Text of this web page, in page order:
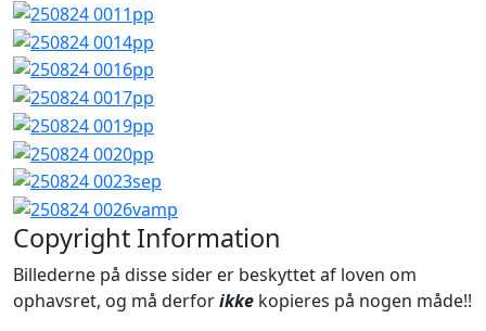
Copyright Information
Billederne på disse sider er beskyttet af loven om
ophavsret, og må derforikke kopieres på nogen måde!!